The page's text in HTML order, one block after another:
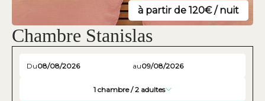
à partir de 120€ / nuit
Chambre Stanislas
Du au
1 chambre /2 adultes